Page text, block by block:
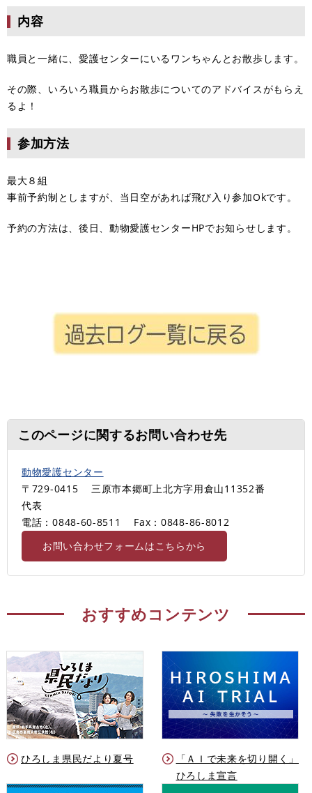
内容
職員と一緒に、愛護センターにいるワンちゃんとお散歩します。
その際、いろいろ職員からお散歩についてのアドバイスがもらえ
るよ！
参加方法
最大８組
事前予約制としますが、当日空があれば飛び入り参加Okです。
予約の方法は、後日、動物愛護センターHPでお知らせします。
このページに関するお問い合わせ先
動物愛護センター
〒729-0415
三原市本郷町上北方字用倉山11352番
代表
電話：0848-60-8511
Fax：0848-86-8012
お問い合わせフォームはこちらから
おすすめコンテンツ
ひろしま県民だより夏号
「ＡＩで未来を切り開く」
ひろしま宣言